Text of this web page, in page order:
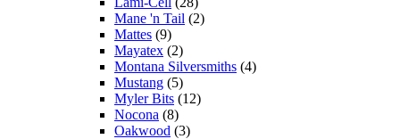
Mane 'n Tail (2)
Mattes (9)
Mayatex (2)
Montana Silversmiths (4)
Mustang (5)
Myler Bits (12)
Nocona (8)
Oakwood (3)